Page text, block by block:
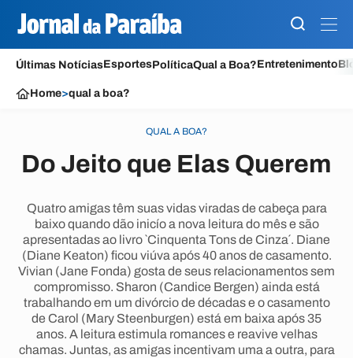
Últimas NotíciasEsportesPolíticaQual a Boa?Entretenimento
Home>qual a boa?
QUAL A BOA?
Do Jeito que Elas Querem
Quatro amigas têm suas vidas viradas de cabeça para
baixo quando dão inicío a nova leitura do mês e são
apresentadas ao livro `Cinquenta Tons de Cinza´. Diane
(Diane Keaton) ficou viúva após 40 anos de casamento.
Vivian (Jane Fonda) gosta de seus relacionamentos sem
compromisso. Sharon (Candice Bergen) ainda está
trabalhando em um divórcio de décadas e o casamento
de Carol (Mary Steenburgen) está em baixa após 35
anos. A leitura estimula romances e reavive velhas
chamas. Juntas, as amigas incentivam uma a outra, para